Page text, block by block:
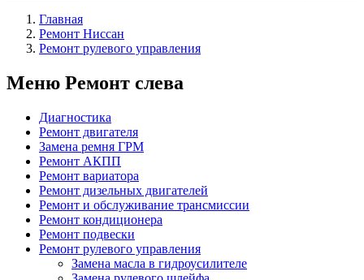
Главная
Ремонт Ниссан
Ремонт рулевого управления
Меню Ремонт слева
Диагностика
Ремонт двигателя
Замена ремня ГРМ
Ремонт АКПП
Ремонт вариатора
Ремонт дизельных двигателей
Ремонт и обслуживание трансмиссии
Ремонт кондиционера
Ремонт подвески
Ремонт рулевого управления
Замена масла в гидроусилителе